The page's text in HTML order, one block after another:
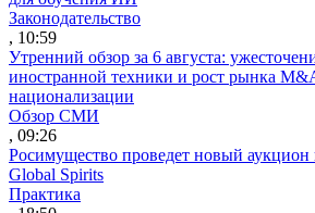
Законодательство
, 10:59
Утренний обзор за 6 августа:
иностранной техники и рост рынка
национализации
Обзор СМИ
, 09:26
Росимущество проведет новый аукцион
Global Spirits
Практика